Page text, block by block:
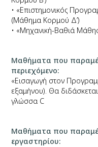
• «Επιστημονικός
(Μάθημα Κορμού Δ’)
• «Μηχανική-Βαθιά
Μαθήματα που
περιεχόμενο:
«Εισαγωγή στον
εξαμήνου). Θα
γλώσσα C
Μαθήματα που
εργαστηρίου: